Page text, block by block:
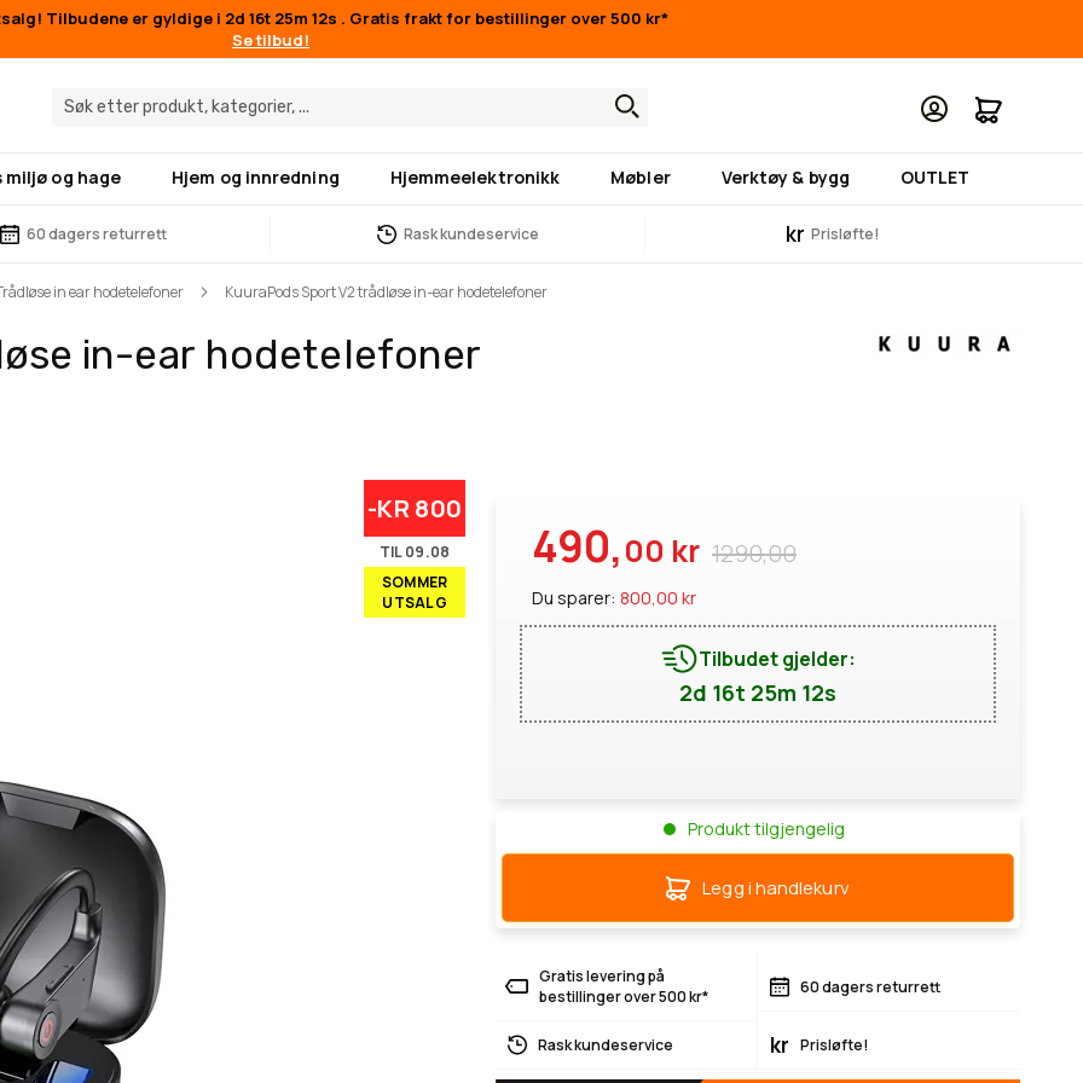
Tilbudene er gyldige i 2d 16t 25m 11s . Gratis frakt for bestillinger over 500 kr*
Se tilbud!
Min
miljø og hage Hjem og innredning Hjemmeelektronikk Møbler Verktøy & bygg OUTLET
60 dagers returrett Rask kundeservice kr Prisløfte!
in ear hodetelefoner KuuraPods Sport V2 trådløse in-ear hodetelefoner
in-ear hodetelefoner
-KR 800
TIL 09.08
SOMMER
UTSALG
1290,00
490,00 kr
Du sparer: 800,00 kr
Tilbudet gjelder:
2d 16t 25m 11s
Produkt tilgjengelig
Legg i handlekurv
Gratis levering på
bestillinger over 500 kr*
60 dagers returrett
Rask kundeservice kr Prisløfte!